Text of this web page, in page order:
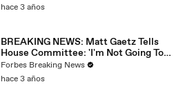
hace 3 años
BREAKING NEWS: Matt Gaetz Tells
House Committee: 'I'm Not Going To
Vote For A Continuing Resolution'
Forbes Breaking News
hace 3 años